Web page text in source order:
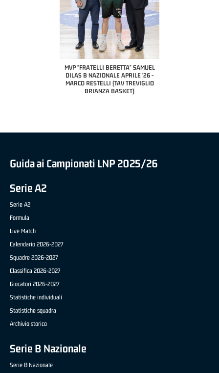
MVP "FRATELLI BERETTA" SAMUEL
DILAS B NAZIONALE APRILE '26 -
MARCO RESTELLI (TAV TREVIGLIO
BRIANZA BASKET)
Guida ai Campionati LNP 2025/26
Serie A2
Serie A2
Formula
Live Match
Calendario 2026-2027
Squadre 2026-2027
Classifica 2026-2027
Giocatori 2026-2027
Statistiche individuali
Statistiche squadra
Archivio storico
Serie B Nazionale
Serie B Nazionale